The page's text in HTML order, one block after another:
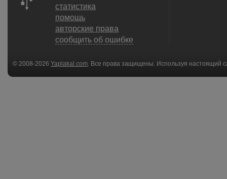
статистика
помощь
авторские права
сообщить об ошибке
© 2008-2026 Yaplakal.com . Все права защищены. Используя настоящий
соглашения.